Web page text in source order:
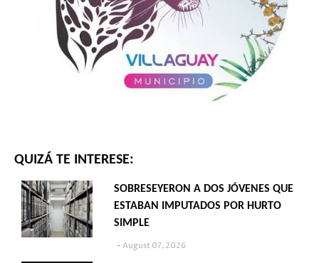
QUIZÁ TE INTERESE:
SOBRESEYERON A DOS JÓVENES QUE
ESTABAN IMPUTADOS POR HURTO
SIMPLE
August 07, 2026